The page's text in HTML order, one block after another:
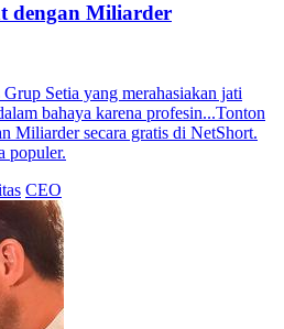
dengan Miliarder
Setia yang merahasiakan jati
bahaya karena profesin...Tonton
Miliarder secara gratis di NetShort.
populer.
CEO